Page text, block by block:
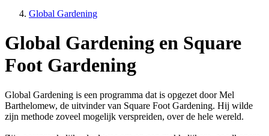
Global Gardening
Global Gardening en Square
Foot Gardening
Global Gardening is een programma dat is opgezet door Mel
Barthelomew, de uitvinder van Square Foot Gardening. Hij wilde
zijn methode zoveel mogelijk verspreiden, over de hele wereld.